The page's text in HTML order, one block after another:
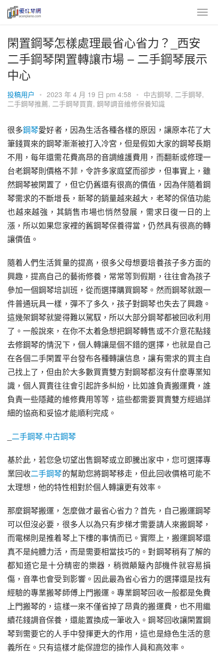
閑置鋼琴怎樣處理最省心省力？_西安
二手鋼琴閑置轉讓市場 – 二手鋼琴展示
中心
投稿用户 • 2023 年 4 月 19 日 pm 4:58 • 中古鋼琴, 二手鋼琴,
二手鋼琴推薦, 二手鋼琴買賣, 鋼琴調音維修保養知識
很多鋼琴愛好者，因為生活各種各樣的原因，讓原本花了大
筆錢買來的鋼琴漸漸被打入冷宮，但是假如大家的鋼琴長期
不用，每年還需花費高昂的音調維護費用，而翻新或修理一
台老鋼琴則價格不菲，令許多家庭望而卻步，但事實上，雖
然鋼琴被閑置了，但它仍舊還有很高的價值，因為伴隨着鋼
琴需求的不斷增長，新琴的銷量越來越大，老琴的保值功能
也越來越強，其銷售市場也悄然發展，需求日復一日的上
漲，所以如果您家裡的舊鋼琴保養得當，仍然具有很高的轉
讓價值。
隨着人們生活質量的提高，很多父母想要培養孩子多方面的
興趣，提高自己的藝術修養，常常等到假期，往往會為孩子
參加一個鋼琴培訓班，從而選擇購買鋼琴。然而鋼琴就跟一
件普通玩具一樣，彈不了多久，孩子對鋼琴也失去了興趣。
這幾架鋼琴就變得難以駕馭，所以大部分鋼琴都被回收利用
了。一般說來，在你不太着急想把鋼琴轉售或不介意花點錢
去修鋼琴的情況下，個人轉讓是個不錯的選擇，也就是自己
在各個二手閑置平台發布各種轉讓信息，讓有需求的買主自
己找上了，但由於大多數買賣雙方對鋼琴都沒有什麼專業知
識，個人買賣往往會引起許多糾紛，比如誰負責搬運費，誰
負責一些隱藏的維修費用等等，這些都需要買賣雙方經過詳
細的協商和妥協才能順利完成。
二手鋼琴.中古鋼琴
基於此，若您急切望出售鋼琴或立即騰出家中，您可選擇專
業回收二手鋼琴的幫助您將鋼琴移走，但此回收價格可能不
太理想，他的特性相對於個人轉讓更有效率。
那麼鋼琴搬運，怎麼做才最省心省力？首先，自己搬運鋼琴
可以但沒必要，很多人以為只有步梯才需要請人來搬鋼琴，
而電梯則是推着琴上下樓的事情而已。實際上，搬運鋼琴還
真不是純體力活，而是需要相當技巧的。對鋼琴稍有了解的
都知道它是十分精密的樂器，稍微顛簸內部機件就容易損
傷，音準也會受到影響。因此最為省心省力的選擇還是找有
經驗的專業搬琴師傅上門搬運。專業鋼琴回收一般都是免費
上門搬琴的，這樣一來不僅省掉了昂貴的搬運費，也不用繼
續花錢調音保養，還能置換成一筆收入。鋼琴回收讓閑置鋼
琴到需要它的人手中發揮更大的作用，這也是綠色生活的意
義所在。只有這樣才能保證您的操作人員和高效率。